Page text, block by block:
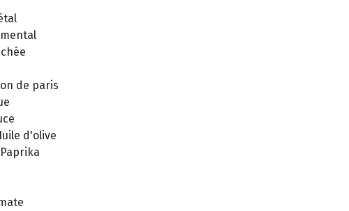
de paris
d'olive